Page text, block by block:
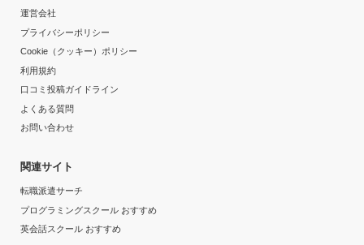
運営会社
プライバシーポリシー
Cookie（クッキー）ポリシー
利用規約
口コミ投稿ガイドライン
よくある質問
お問い合わせ
関連サイト
転職派遣サーチ
プログラミングスクール おすすめ
英会話スクール おすすめ